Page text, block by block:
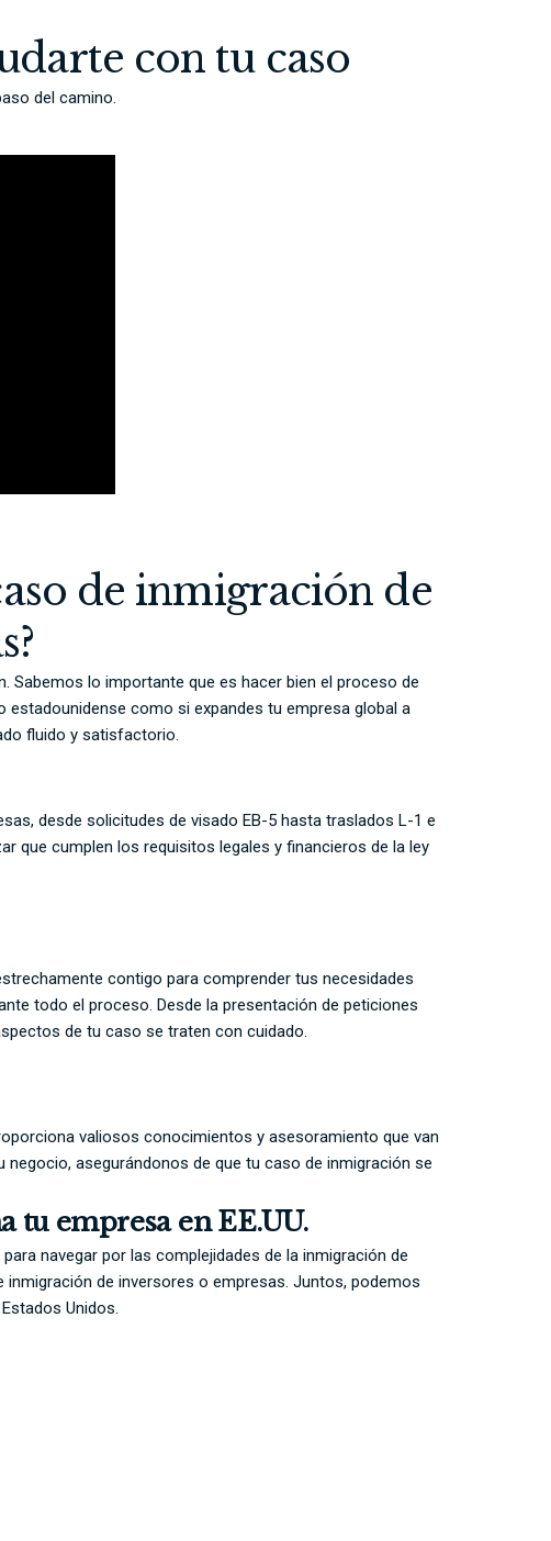
con tu caso
del camino.
de inmigración de
Sabemos lo importante que es hacer bien el proceso de
como si expandes tu empresa global a
fluido y satisfactorio.
desde solicitudes de visado EB-5 hasta traslados L-1 e
que cumplen los requisitos legales y financieros de la ley
contigo para comprender tus necesidades
todo el proceso. Desde la presentación de peticiones
de tu caso se traten con cuidado.
valiosos conocimientos y asesoramiento que van
asegurándonos de que tu caso de inmigración se
tu empresa en EE.UU.
navegar por las complejidades de la inmigración de
de inversores o empresas. Juntos, podemos
Unidos.